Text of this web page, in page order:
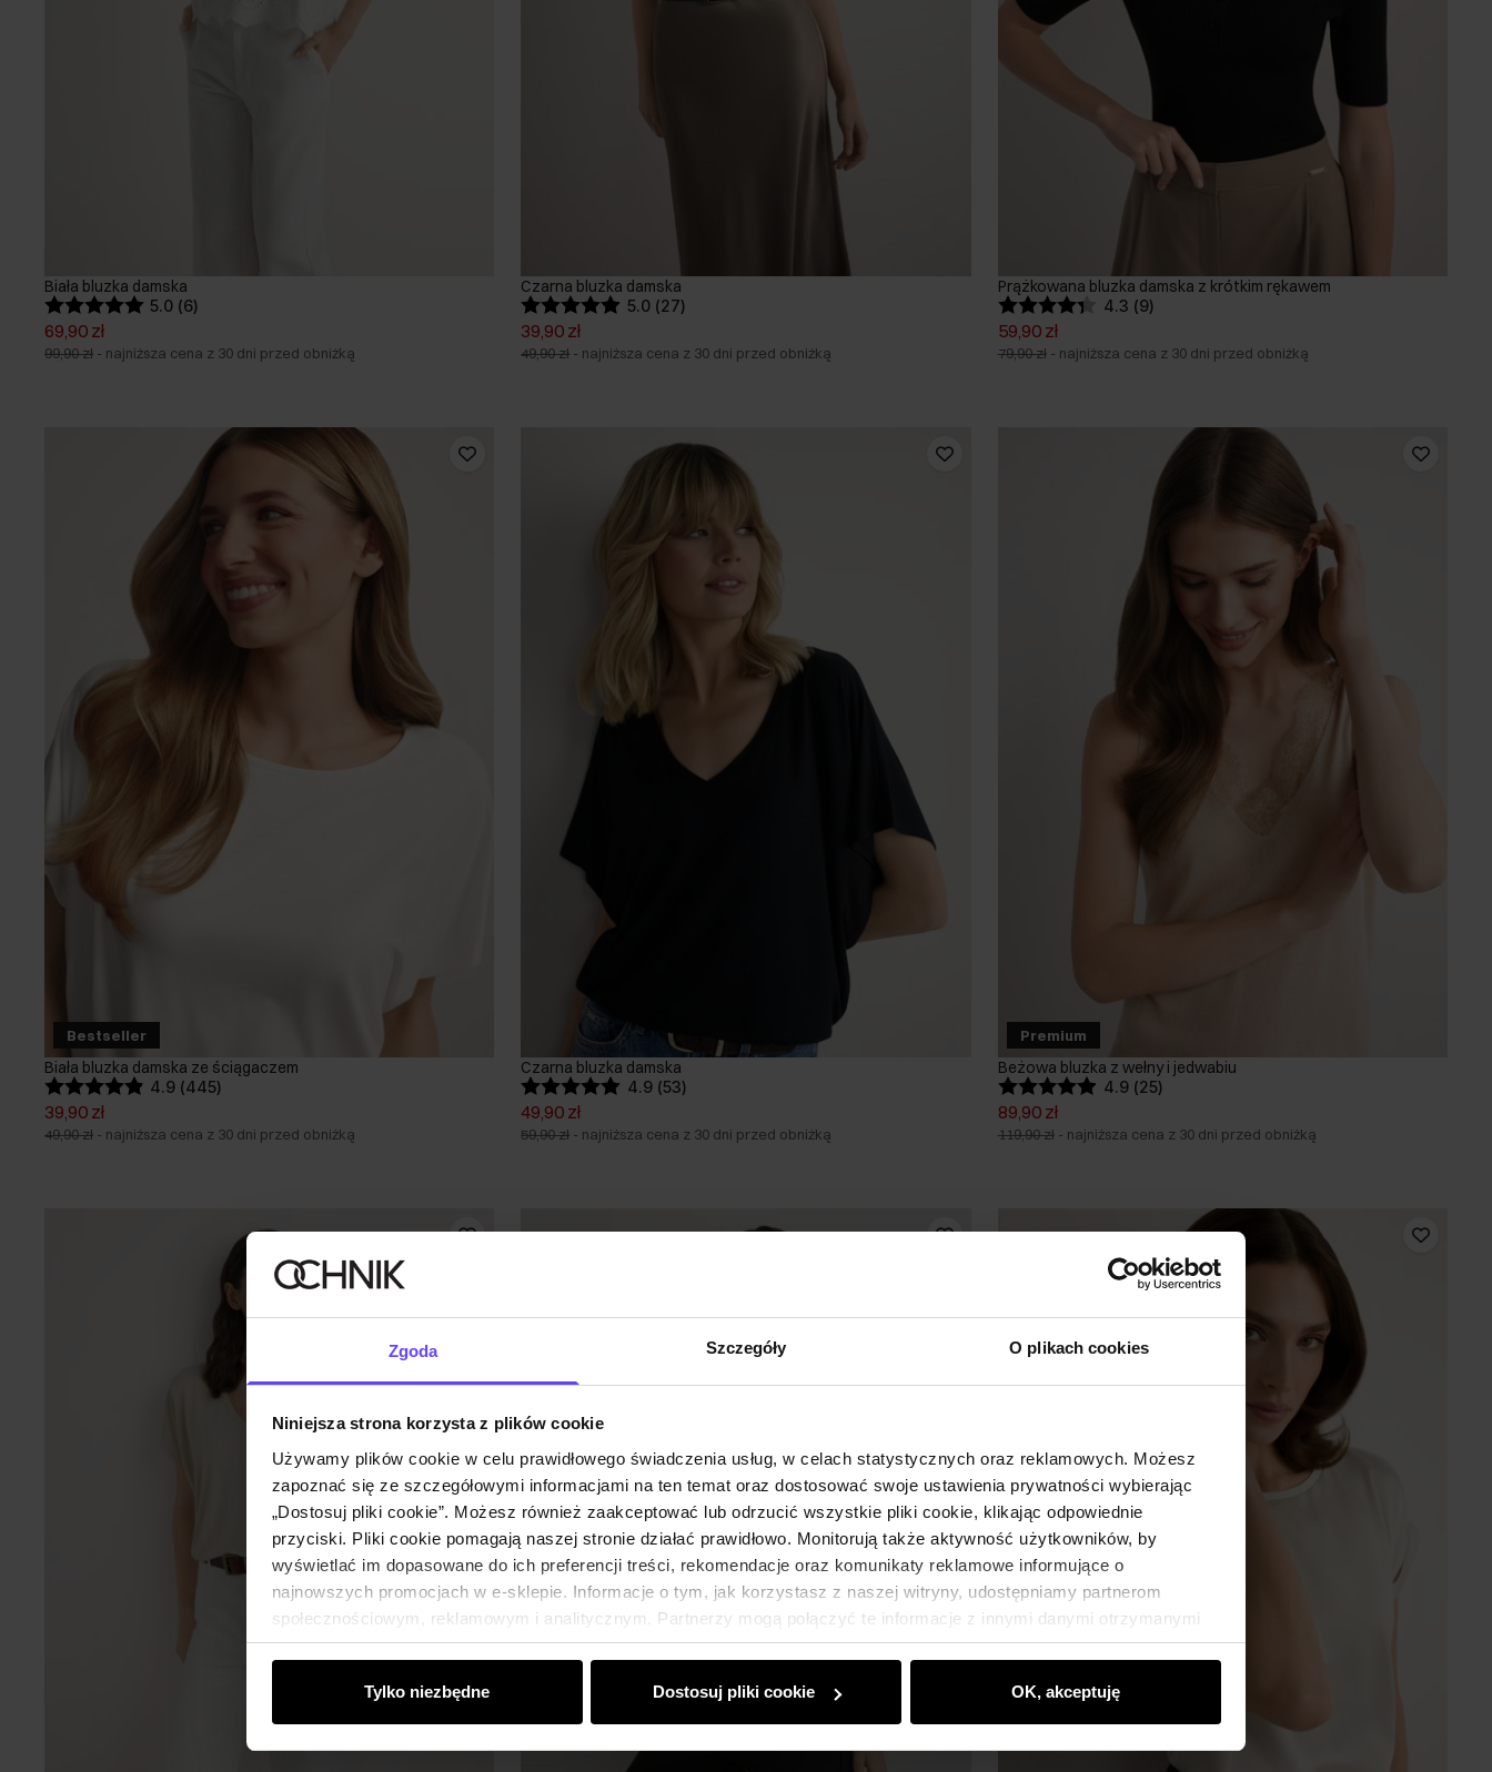
Zgoda Szczegóły O plikach cookies
Niniejsza strona korzysta z plików cookie
Używamy plików cookie w celu prawidłowego świadczenia usług, w celach statystycznych oraz reklamowych. Możesz
zapoznać się ze szczegółowymi informacjami na ten temat oraz dostosować swoje ustawienia prywatności wybierając
„Dostosuj pliki cookie”. Możesz również zaakceptować lub odrzucić wszystkie pliki cookie, klikając odpowiednie
przyciski. Pliki cookie pomagają naszej stronie działać prawidłowo. Monitorują także aktywność użytkowników, by
wyświetlać im dopasowane do ich preferencji treści, rekomendacje oraz komunikaty reklamowe informujące o
najnowszych promocjach w e-sklepie. Informacje o tym, jak korzystasz z naszej witryny, udostępniamy partnerom
społecznościowym, reklamowym i analitycznym. Partnerzy mogą połączyć te informacje z innymi danymi otrzymanymi
od Ciebie lub uzyskanymi podczas korzystania z ich usług.
Tylko niezbędne Dostosuj pliki cookie OK, akceptuję
Biała bluzka damska
5.0 (6)
69,90 zł
99,90 zł - najniższa cena z 30 dni przed obniżką
Czarna bluzka damska
5.0 (27)
39,90 zł
49,90 zł - najniższa cena z 30 dni przed obniżką
Prążkowana bluzka damska z krótkim rękawem
4.3 (9)
59,90 zł
79,90 zł - najniższa cena z 30 dni przed obniżką
Bestseller
Biała bluzka damska ze ściągaczem
4.9 (445)
39,90 zł
49,90 zł - najniższa cena z 30 dni przed obniżką
Czarna bluzka damska
4.9 (53)
49,90 zł
59,90 zł - najniższa cena z 30 dni przed obniżką
Premium
Beżowa bluzka z wełny i jedwabiu
4.9 (25)
89,90 zł
119,90 zł - najniższa cena z 30 dni przed obniżką